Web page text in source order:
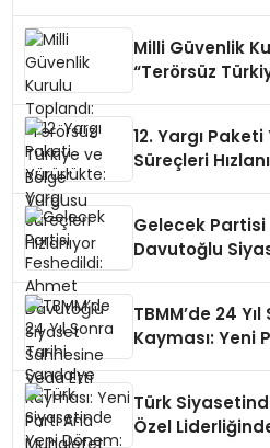
Milli Güvenlik
“Terörsüz
12. Yargı
Süreçleri
Gelecek
Davutoğlu
TBMM’de 24
Kayması: Yeni
Türk
Özel